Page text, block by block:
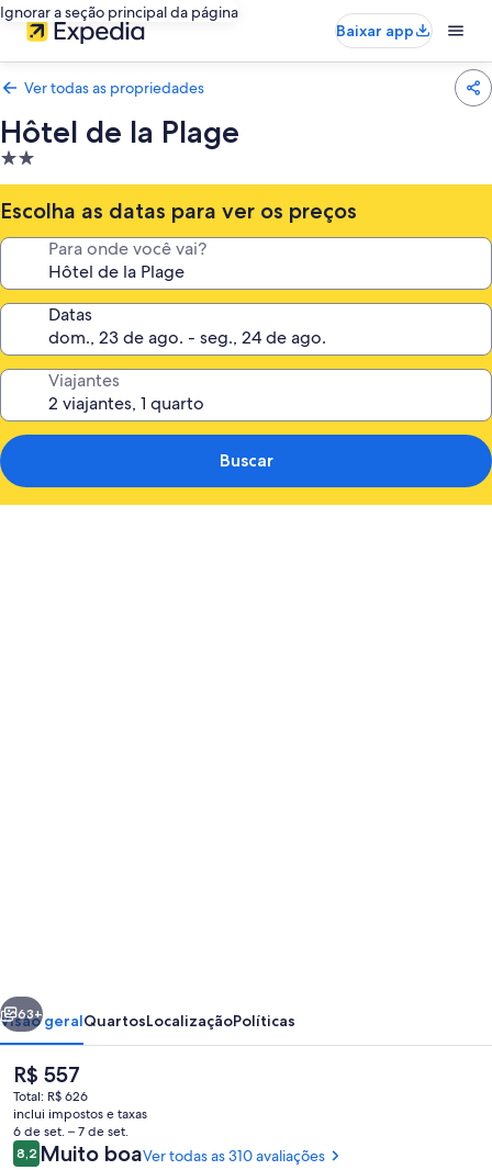
Ignorar a seção principal da página
Baixar app
Ver todas as propriedades
Hôtel de la Plage
Propriedade
2.0
estrelas
Escolha as datas para ver os preços
Para onde você vai?
Datas
Viajantes
Buscar
Próximo
63+
Visão geralQuartosLocalizaçãoPolíticas
O
preço
atual
é
R$ 557
R$ 557
Total: R$ 626
inclui impostos e taxas
6 de set. – 7 de set.
Avaliações
8,28,2 de 10
Muito boaVer todas as 310 avaliações